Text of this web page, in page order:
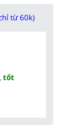
từ 60k)
tốt